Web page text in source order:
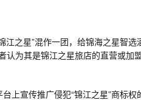
江之星”混作一团，给锦海之星智
为其是锦江之星旅店的直营或加
上宣传推广侵犯“锦江之星”商标